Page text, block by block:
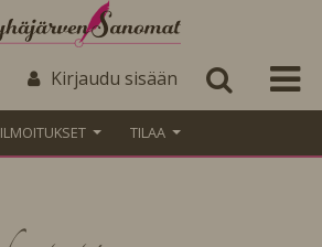
Kirjaudu sisään
ILMOITUKSET TILAA